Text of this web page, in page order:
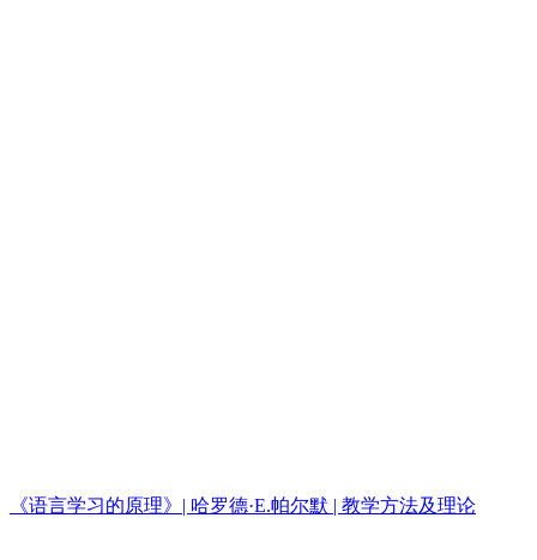
《语言学习的原理》| 哈罗德·E.帕尔默 | 教学方法及理论